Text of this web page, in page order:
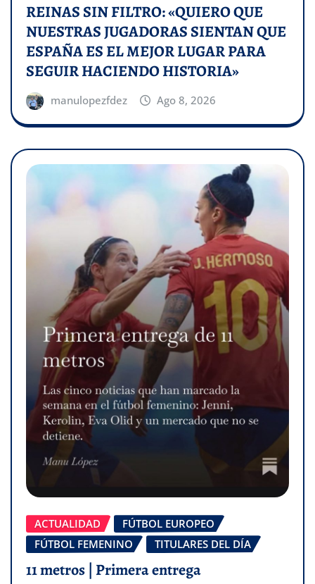
REINAS SIN FILTRO: «QUIERO QUE
NUESTRAS JUGADORAS SIENTAN QUE
ESPAÑA ES EL MEJOR LUGAR PARA
SEGUIR HACIENDO HISTORIA»
manulopezfdez Ago 8, 2026
ACTUALIDAD
FÚTBOL EUROPEO
FÚTBOL FEMENINO
TITULARES DEL DÍA
11 metros | Primera entrega